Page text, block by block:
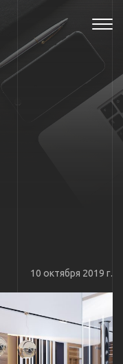
10 октября 2019 г.